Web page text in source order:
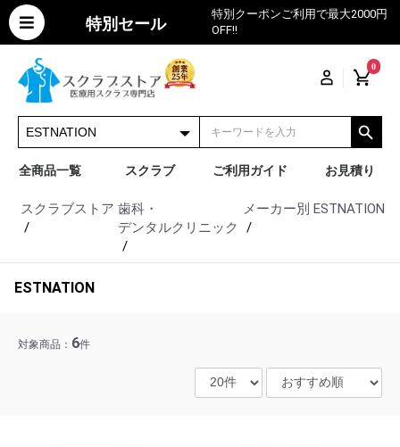
特別セール
特別クーポンご利用で最大2000円
OFF!!
0
全商品一覧 スクラブ ご利用ガイド お見積り
スクラブストア 歯科・
デンタルクリニック
メーカー別 ESTNATION
ESTNATION
対象商品： 6件